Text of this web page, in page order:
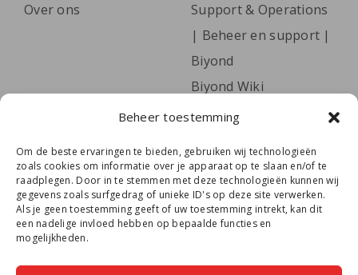
Beheer toestemming
Om de beste ervaringen te bieden, gebruiken wij technologieën
zoals cookies om informatie over je apparaat op te slaan en/of te
raadplegen. Door in te stemmen met deze technologieën kunnen wij
gegevens zoals surfgedrag of unieke ID's op deze site verwerken.
Als je geen toestemming geeft of uw toestemming intrekt, kan dit
een nadelige invloed hebben op bepaalde functies en
mogelijkheden.
Over ons
Support & Operations
| Beheer en support |
Biyond
Biyond Wiki
kennen én lees handige tips via onze
nieuwsbrief.Meld je hier aan.
E-
mailadres